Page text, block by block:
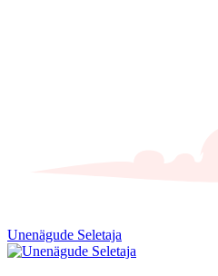
Unenägude Seletaja